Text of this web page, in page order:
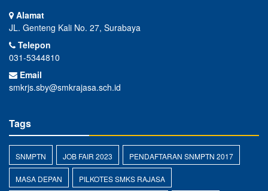
Alamat
JL. Genteng Kali No. 27, Surabaya
Telepon
031-5344810
Email
smkrjs.sby@smkrajasa.sch.id
Tags
SNMPTN JOB FAIR 2023 PENDAFTARAN SNMPTN 2017
MASA DEPAN PILKOTES SMKS RAJASA